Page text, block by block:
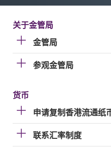
关于金管局
金管局
参观金管局
货币
申请复制香港流通纸
联系汇率制度